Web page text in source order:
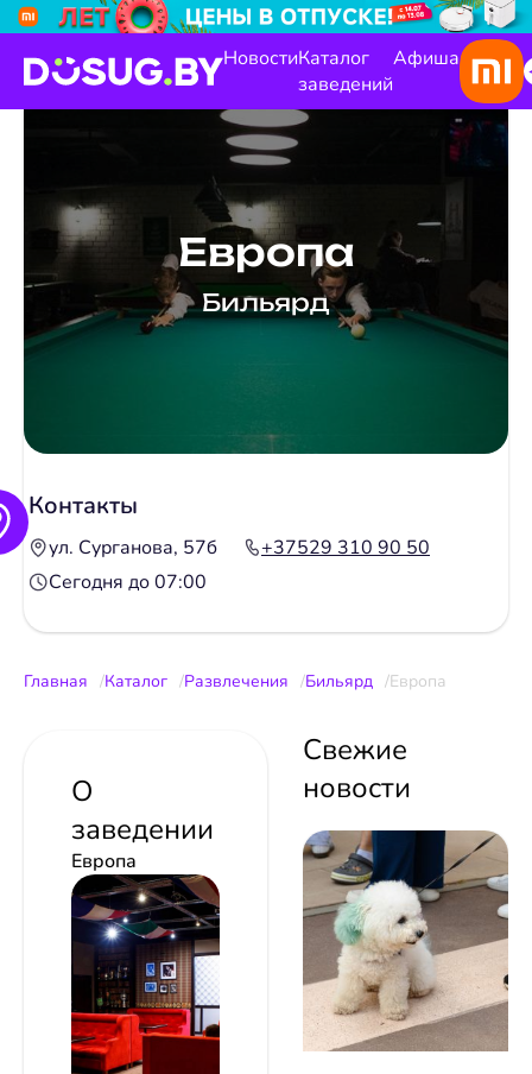
НовостиКаталог
заведений
Афиша
Европа
Бильярд
Контакты
ул. Сурганова, 57б
+37529 310 90 50
Сегодня до 07:00
Главная Каталог Развлечения Бильярд Европа
О
заведении
Европа
Свежие
новости